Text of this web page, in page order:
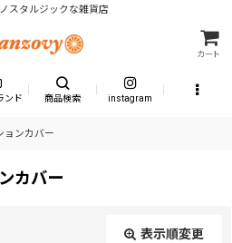
スタルジックな雑貨店
カート
ンド 商品検索 instagram
ョンカバー
カバー
表示順変更